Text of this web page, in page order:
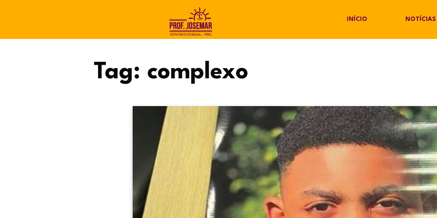
INÍCIO NOTÍCIAS
Tag: complexo